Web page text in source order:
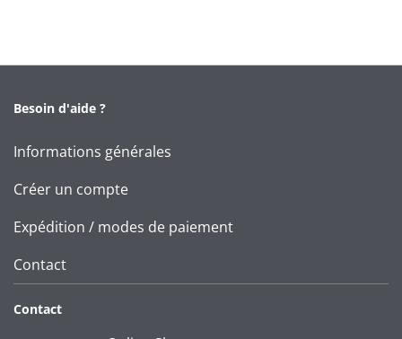
Besoin d'aide ?
Informations générales
Créer un compte
Expédition / modes de paiement
Contact
Contact